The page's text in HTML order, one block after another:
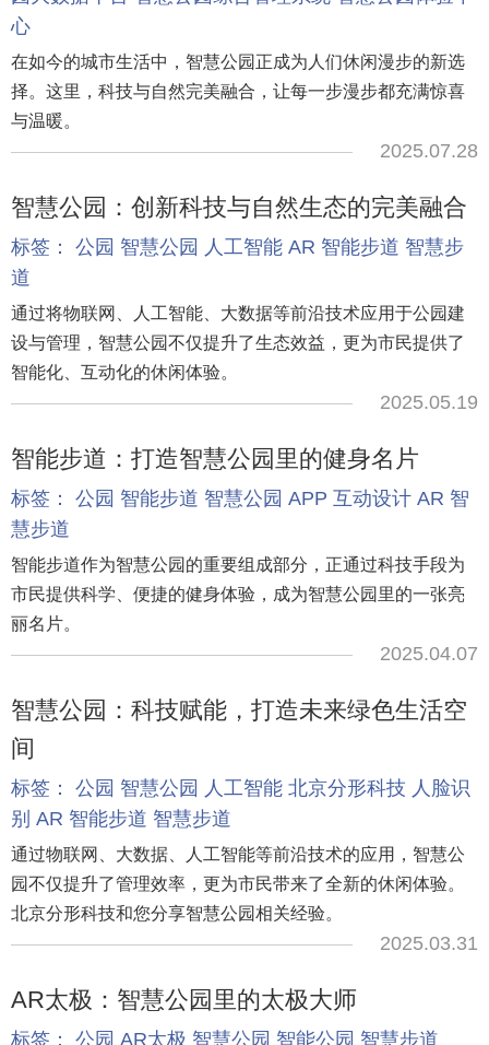
心
在如今的城市生活中，智慧公园正成为人们休闲漫步的新选
择。这里，科技与自然完美融合，让每一步漫步都充满惊喜
与温暖。
2025.07.28
智慧公园：创新科技与自然生态的完美融合
标签： 公园 智慧公园 人工智能 AR 智能步道 智慧步
道
通过将物联网、人工智能、大数据等前沿技术应用于公园建
设与管理，智慧公园不仅提升了生态效益，更为市民提供了
智能化、互动化的休闲体验。
2025.05.19
智能步道：打造智慧公园里的健身名片
标签： 公园 智能步道 智慧公园 APP 互动设计 AR 智
慧步道
智能步道作为智慧公园的重要组成部分，正通过科技手段为
市民提供科学、便捷的健身体验，成为智慧公园里的一张亮
丽名片。
2025.04.07
智慧公园：科技赋能，打造未来绿色生活空
间
标签： 公园 智慧公园 人工智能 北京分形科技 人脸识
别 AR 智能步道 智慧步道
通过物联网、大数据、人工智能等前沿技术的应用，智慧公
园不仅提升了管理效率，更为市民带来了全新的休闲体验。
北京分形科技和您分享智慧公园相关经验。
2025.03.31
AR太极：智慧公园里的太极大师
标签： 公园 AR太极 智慧公园 智能公园 智慧步道